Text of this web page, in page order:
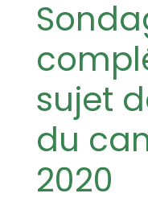
Sondage à
sujet
du
2020